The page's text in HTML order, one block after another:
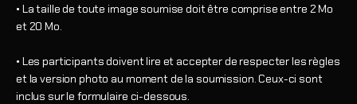
• La taille de toute image soumise doit être comprise entre 2 Mo
et 20 Mo.
• Les participants doivent lire et accepter de respecter les règles
et la version photo au moment de la soumission. Ceux-ci sont
inclus sur le formulaire ci-dessous.